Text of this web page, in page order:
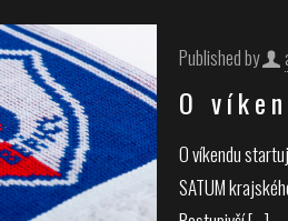
Published by
O
O víkendu
SATUM